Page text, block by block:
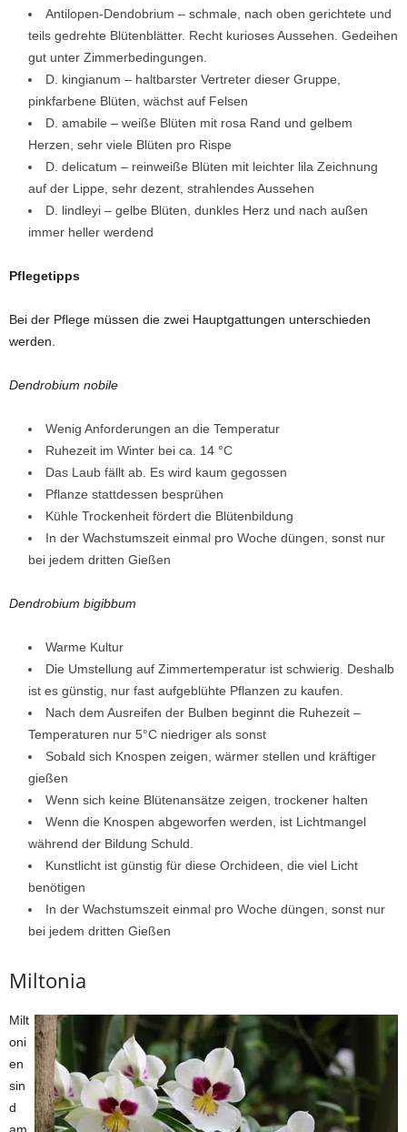
Antilopen-Dendobrium – schmale, nach oben gerichtete und
teils gedrehte Blütenblätter. Recht kurioses Aussehen. Gedeihen
gut unter Zimmerbedingungen.
D. kingianum – haltbarster Vertreter dieser Gruppe,
pinkfarbene Blüten, wächst auf Felsen
D. amabile – weiße Blüten mit rosa Rand und gelbem
Herzen, sehr viele Blüten pro Rispe
D. delicatum – reinweiße Blüten mit leichter lila Zeichnung
auf der Lippe, sehr dezent, strahlendes Aussehen
D. lindleyi – gelbe Blüten, dunkles Herz und nach außen
immer heller werdend
Pflegetipps
Bei der Pflege müssen die zwei Hauptgattungen unterschieden
werden.
Dendrobium nobile
Wenig Anforderungen an die Temperatur
Ruhezeit im Winter bei ca. 14 °C
Das Laub fällt ab. Es wird kaum gegossen
Pflanze stattdessen besprühen
Kühle Trockenheit fördert die Blütenbildung
In der Wachstumszeit einmal pro Woche düngen, sonst nur
bei jedem dritten Gießen
Dendrobium bigibbum
Warme Kultur
Die Umstellung auf Zimmertemperatur ist schwierig. Deshalb
ist es günstig, nur fast aufgeblühte Pflanzen zu kaufen.
Nach dem Ausreifen der Bulben beginnt die Ruhezeit –
Temperaturen nur 5°C niedriger als sonst
Sobald sich Knospen zeigen, wärmer stellen und kräftiger
gießen
Wenn sich keine Blütenansätze zeigen, trockener halten
Wenn die Knospen abgeworfen werden, ist Lichtmangel
während der Bildung Schuld.
Kunstlicht ist günstig für diese Orchideen, die viel Licht
benötigen
In der Wachstumszeit einmal pro Woche düngen, sonst nur
bei jedem dritten Gießen
Miltonia
Milt
oni
en
sin
d